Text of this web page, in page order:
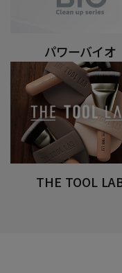
パワーバイオ
THE TOOL